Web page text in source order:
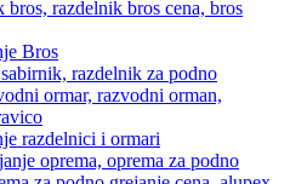
Bros
razdelnici i ormari